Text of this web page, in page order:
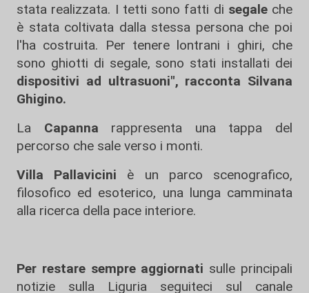
stata realizzata. I tetti sono fatti di segaleche
è stata coltivata dalla stessa persona che poi
l'ha costruita. Per tenere lontrani i ghiri, che
sono ghiotti di segale, sono stati installati dei
dispositivi ad ultrasuoni", racconta Silvana
Ghigino.
La Capanna rappresenta una tappa del
percorso che sale verso i monti.
Villa Pallavicini è un parco scenografico,
filosofico ed esoterico, una lunga camminata
alla ricerca della pace interiore.
Per restare sempre aggiornati sulle principali
notizie sulla Liguria seguiteci sul canale